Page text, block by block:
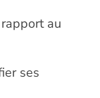
au
ses